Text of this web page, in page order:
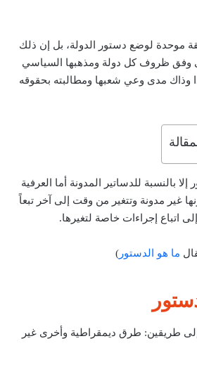
موحدة لوضع دستور الدولة، بل إن ذلك
وفق ظروف كل دولة ومذهبها السياسي
وذاك مدى وعي شعبها ومطالبته بحقوقه
بالنسبة للدساتير المدونة أما العرفية
غير مدونة وتتغير من وقت إلى آخر تبعاً
اتباع إجراءات خاصة لتغيرها.
ما هو الدستور )
طريقين: طرق ديمقراطية وأخرى غير